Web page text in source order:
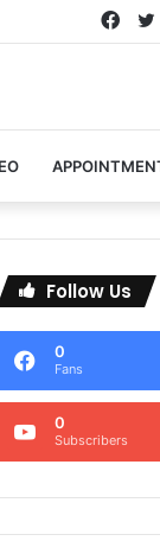
Follow Us
0
Fans
0
Subscribers